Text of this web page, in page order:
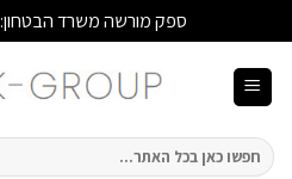
ספק מורשה משרד הבטחון: 0011022556
חיפוש
עבור: